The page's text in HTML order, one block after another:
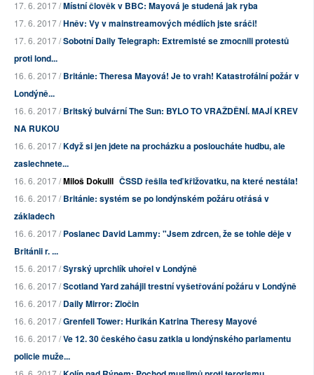
17. 6. 2017 /Místní člověk v BBC: Mayová je studená jak ryba
17. 6. 2017 /Hněv: Vy v mainstreamových médiích jste sráči!
17. 6. 2017 /Sobotní Daily Telegraph: Extremisté se zmocnili protestů
proti lond...
16. 6. 2017 /Británie: Theresa Mayová! Je to vrah! Katastrofální požár v
Londýně...
16. 6. 2017 /Britský bulvární The Sun: BYLO TO VRAŽDĚNÍ. MAJÍ KREV
NA RUKOU
16. 6. 2017 /Když si jen jdete na procházku a posloucháte hudbu, ale
zaslechnete...
16. 6. 2017 /Miloš Dokulil ČSSD řešila teď křižovatku, na které nestála!
16. 6. 2017 /Británie: systém se po londýnském požáru otřásá v
základech
16. 6. 2017 /Poslanec David Lammy: "Jsem zdrcen, že se tohle děje v
Británii r. ...
15. 6. 2017 /Syrský uprchlík uhořel v Londýně
16. 6. 2017 /Scotland Yard zahájil trestní vyšetřování požáru v Londýně
16. 6. 2017 /Daily Mirror: Zločin
16. 6. 2017 /Grenfell Tower: Hurikán Katrina Theresy Mayové
16. 6. 2017 /Ve 12. 30 českého času zatkla u londýnského parlamentu
policie muže...